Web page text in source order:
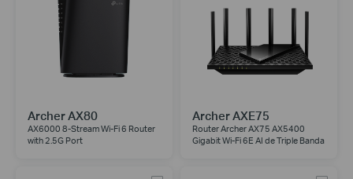
Archer AX80
AX6000 8-Stream Wi-Fi 6 Router
with 2.5G Port
Archer AXE75
Router Archer AX75 AX5400
Gigabit Wi-Fi 6E AI de Triple Banda